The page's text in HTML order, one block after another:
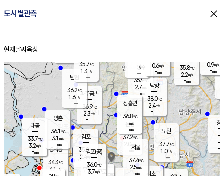
도시별관측 close
홈
현재날씨 육상
양주
35.9℃
2.7
-mm
경서동
34.3℃
4.1 m/s
파주금촌
36.9℃
2.3m/s
-mm
35.8℃
2.2m/s
-mm
대곶
33.7℃
3.2m/s
-mm
창
-
-m/
-
탄현
36.2℃
1.6m/s
-mm
0.9m/s
-mm
김포
35.8℃
2.4 m/s
mm
부천
양촌
36.1℃
3.1 m/s
-mm
구로
은평
37.2℃
2.0 m/s
- mm
노원
37.7℃
1.0m/s
-mm
서초
남방
38.0℃
2.4m/s
-mm
장흥면
36.8℃
-m/s
-mm
-m/s
-mm
김포(공)
36.0℃
3.7m/s
서울
37.4℃
2.5m/s
-mm
35.7℃
1.3m/s
-mm
0.6m/s
-mm